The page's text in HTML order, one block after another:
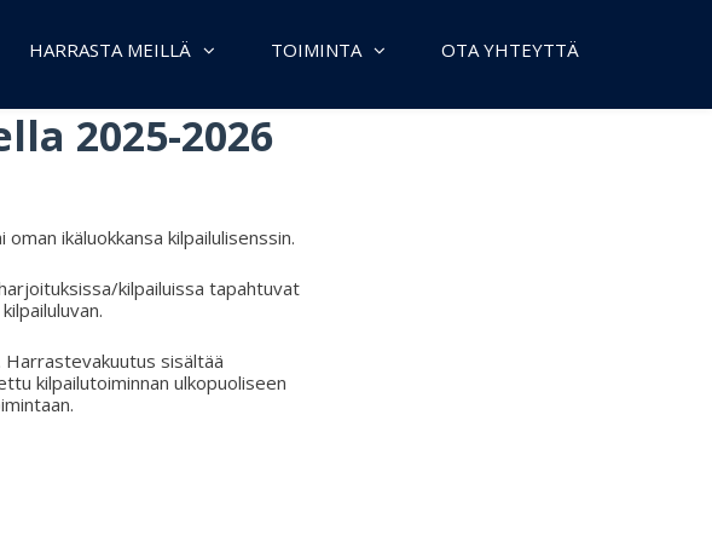
HARRASTA MEILLÄ TOIMINTA OTA YHTEYTTÄ
2025-2026
ikäluokkansa kilpailulisenssin.
kilpailuissa tapahtuvat
sisältää
kilpailutoiminnan ulkopuoliseen